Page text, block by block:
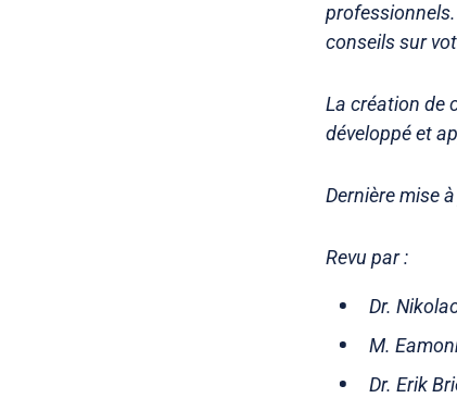
conseils sur
La création de
développé et
Dernière mise
Revu par :
Dr.
M.
Dr. Erik